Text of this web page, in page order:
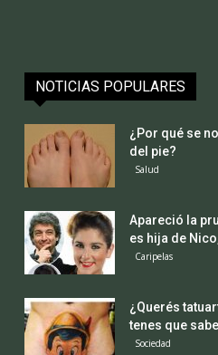
NOTICIAS POPULARES
¿Por qué se
del pie?
Salud
Apareció la
es hija de
Caripelas
¿Querés
tenes que
Sociedad